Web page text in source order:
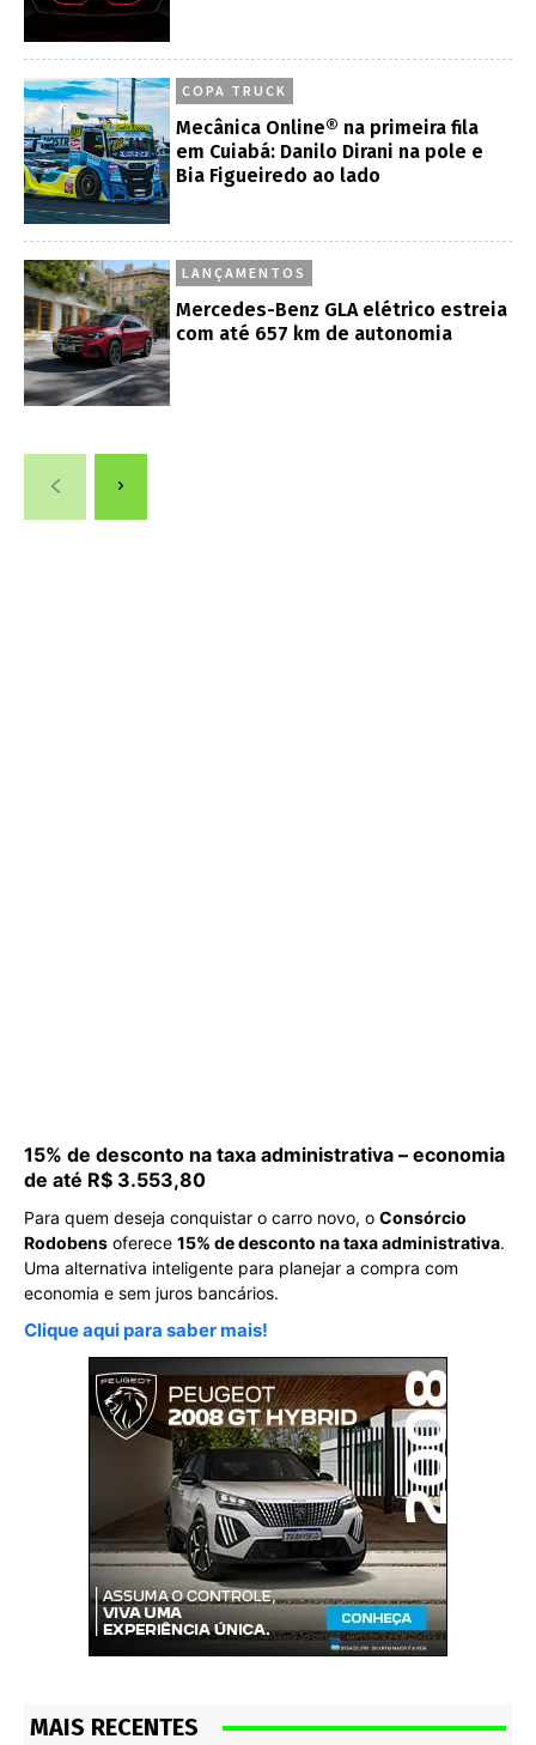
COPA TRUCK
Mecânica Online® na primeira fila
em Cuiabá: Danilo Dirani na pole e
Bia Figueiredo ao lado
LANÇAMENTOS
Mercedes-Benz GLA elétrico estreia
com até 657 km de autonomia
15% de desconto na taxa administrativa – economia
de até R$ 3.553,80
Para quem deseja conquistar o carro novo, o Consórcio
Rodobens oferece 15% de desconto na taxa administrativa.
Uma alternativa inteligente para planejar a compra com
economia e sem juros bancários.
Clique aqui para saber mais!
MAIS RECENTES